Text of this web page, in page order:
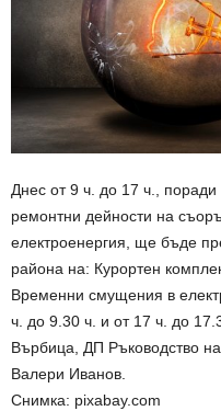
Днес от 9 ч. до 17 ч.,
ремонтни дейности на
електроенергия, ще бъде
района на: Курортен
Временни смущения в
ч. до 9.30 ч. и от 17 ч. до
Върбица, ДП Ръководство
Валери Иванов.
Снимка: pixabay.com